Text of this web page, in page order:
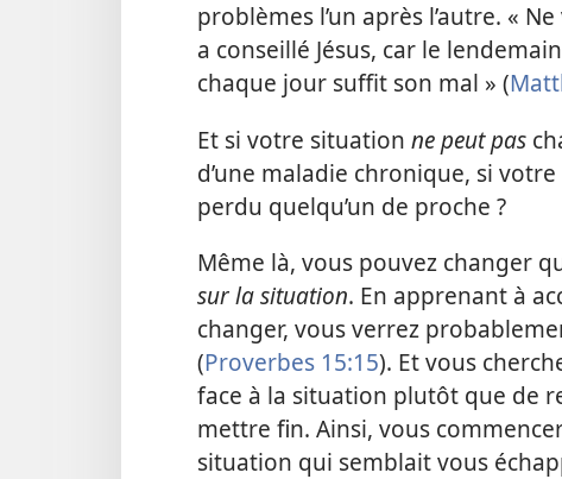
problèmes l’un après l’autre. «
a conseillé Jésus, car le
chaque jour suffit son mal » (
Et si votre situation ne peut pas
d’une maladie chronique, si
perdu quelqu’un de proche ?
Même là, vous pouvez changer
sur la situation. En apprenant à
changer, vous verrez
(Proverbes 15:15). Et vous
face à la situation plutôt que de
mettre fin. Ainsi, vous
situation qui semblait vous